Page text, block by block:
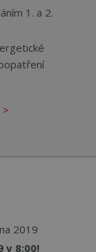
1. a 2.
2019
v 8:00!